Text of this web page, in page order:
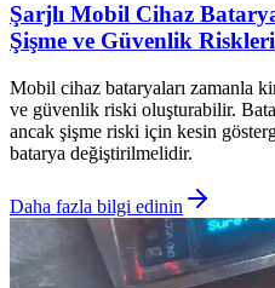
Şarjlı Mobil Cihaz
Şişme ve Güvenlik Riskleri
Mobil cihaz bataryaları zamanla
ve güvenlik riski oluşturabilir.
ancak şişme riski için kesin
batarya değiştirilmelidir.
Daha fazla bilgi edinin